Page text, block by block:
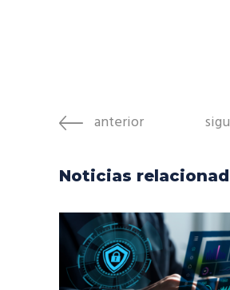
anterior
Noticias